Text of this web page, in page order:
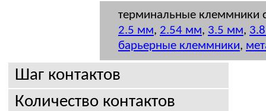
терминальные клеммники
2.5 мм, 2.54 мм, 3.5 мм,
барьерные клеммники,
Шаг контактов
Количество контактов